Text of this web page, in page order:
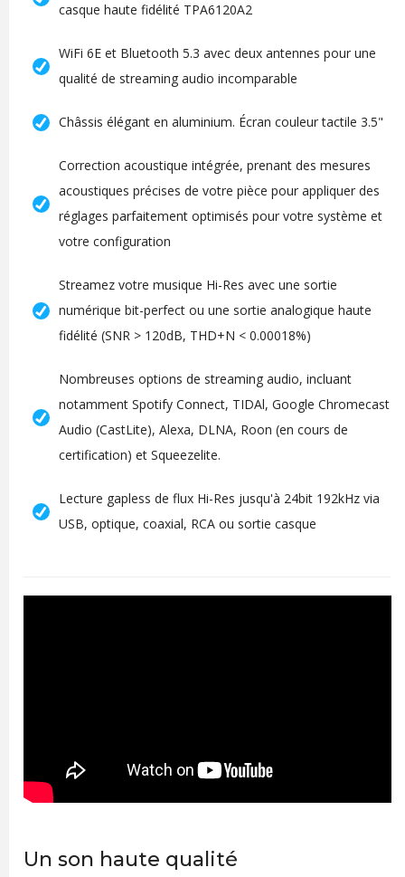
casque haute fidélité TPA6120A2
WiFi 6E et Bluetooth 5.3 avec deux antennes pour une
qualité de streaming audio incomparable
Châssis élégant en aluminium. Écran couleur tactile 3.5"
Correction acoustique intégrée, prenant des mesures
acoustiques précises de votre pièce pour appliquer des
réglages parfaitement optimisés pour votre système et
votre configuration
Streamez votre musique Hi-Res avec une sortie
numérique bit-perfect ou une sortie analogique haute
fidélité (SNR > 120dB, THD+N < 0.00018%)
Nombreuses options de streaming audio, incluant
notamment Spotify Connect, TIDAl, Google Chromecast
Audio (CastLite), Alexa, DLNA, Roon (en cours de
certification) et Squeezelite.
Lecture gapless de flux Hi-Res jusqu'à 24bit 192kHz via
USB, optique, coaxial, RCA ou sortie casque
Un son haute qualité